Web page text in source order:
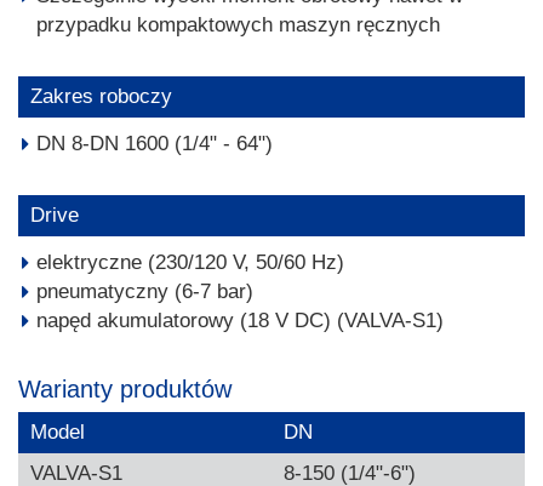
przypadku kompaktowych maszyn ręcznych
Zakres roboczy
DN 8-DN 1600 (1/4" - 64")
Drive
elektryczne (230/120 V, 50/60 Hz)
pneumatyczny (6-7 bar)
napęd akumulatorowy (18 V DC) (VALVA-S1)
Warianty produktów
Model
DN
VALVA-S1
8-150 (1/4"-6")